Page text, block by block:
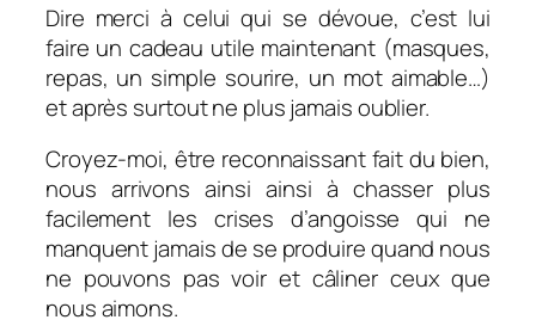
Dire merci à celui qui se dévoue, c’est lui
faire un cadeau utile maintenant (masques,
repas, un simple sourire, un mot aimable…)
et après surtout ne plus jamais oublier.
Croyez-moi, être reconnaissant fait du bien,
nous arrivons ainsi ainsi à chasser plus
facilement les crises d’angoisse qui ne
manquent jamais de se produire quand nous
ne pouvons pas voir et câliner ceux que
nous aimons.